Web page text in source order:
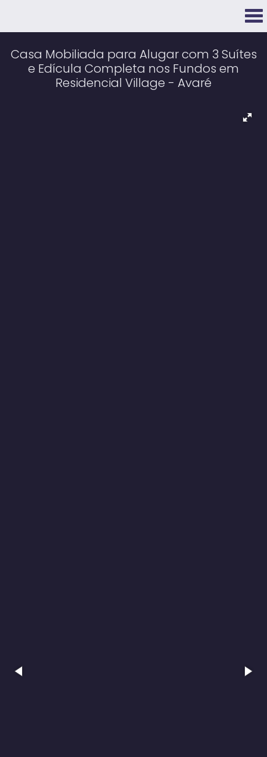
Casa Mobiliada para Alugar com 3 Suítes
e Edícula Completa nos Fundos em
Residencial Village - Avaré